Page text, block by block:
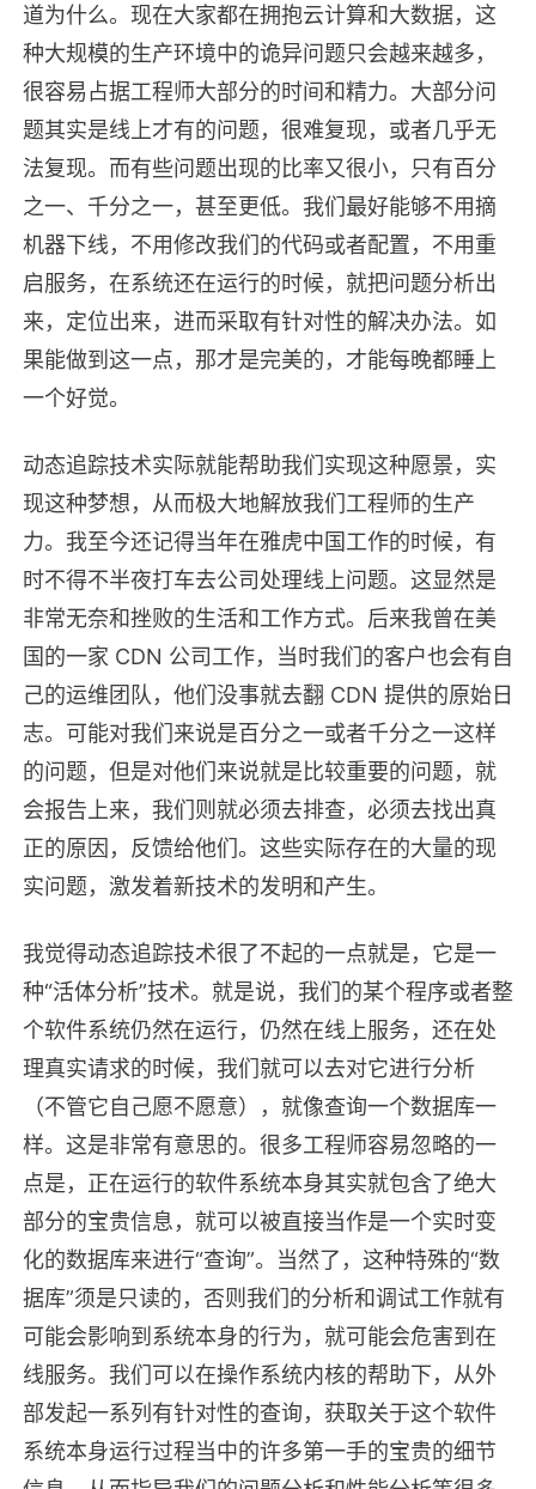
道为什么。现在大家都在拥抱云计算和大数据，这
种大规模的生产环境中的诡异问题只会越来越多，
很容易占据工程师大部分的时间和精力。大部分问
题其实是线上才有的问题，很难复现，或者几乎无
法复现。而有些问题出现的比率又很小，只有百分
之一、千分之一，甚至更低。我们最好能够不用摘
机器下线，不用修改我们的代码或者配置，不用重
启服务，在系统还在运行的时候，就把问题分析出
来，定位出来，进而采取有针对性的解决办法。如
果能做到这一点，那才是完美的，才能每晚都睡上
一个好觉。
动态追踪技术实际就能帮助我们实现这种愿景，实
现这种梦想，从而极大地解放我们工程师的生产
力。我至今还记得当年在雅虎中国工作的时候，有
时不得不半夜打车去公司处理线上问题。这显然是
非常无奈和挫败的生活和工作方式。后来我曾在美
国的一家 CDN 公司工作，当时我们的客户也会有自
己的运维团队，他们没事就去翻 CDN 提供的原始日
志。可能对我们来说是百分之一或者千分之一这样
的问题，但是对他们来说就是比较重要的问题，就
会报告上来，我们则就必须去排查，必须去找出真
正的原因，反馈给他们。这些实际存在的大量的现
实问题，激发着新技术的发明和产生。
我觉得动态追踪技术很了不起的一点就是，它是一
种“活体分析”技术。就是说，我们的某个程序或者整
个软件系统仍然在运行，仍然在线上服务，还在处
理真实请求的时候，我们就可以去对它进行分析
（不管它自己愿不愿意），就像查询一个数据库一
样。这是非常有意思的。很多工程师容易忽略的一
点是，正在运行的软件系统本身其实就包含了绝大
部分的宝贵信息，就可以被直接当作是一个实时变
化的数据库来进行“查询”。当然了，这种特殊的“数
据库”须是只读的，否则我们的分析和调试工作就有
可能会影响到系统本身的行为，就可能会危害到在
线服务。我们可以在操作系统内核的帮助下，从外
部发起一系列有针对性的查询，获取关于这个软件
系统本身运行过程当中的许多第一手的宝贵的细节